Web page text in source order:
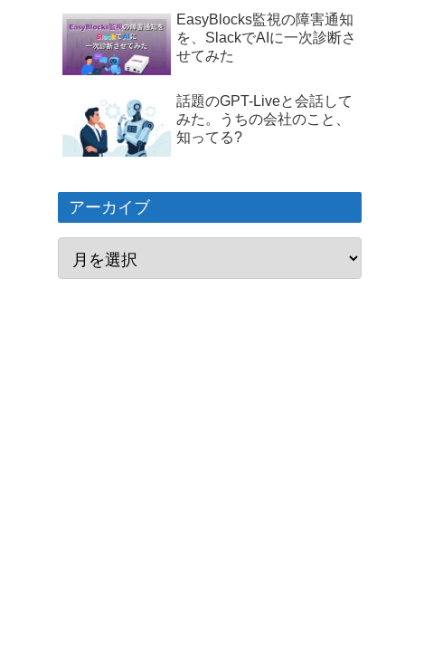
EasyBlocks監視の障害通知
を、SlackでAIに一次診断さ
せてみた
話題のGPT-Liveと会話して
みた。うちの会社のこと、
知ってる?
アーカイブ